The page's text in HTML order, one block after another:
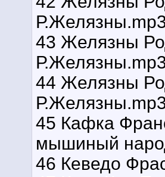
43 Желязны
44 Желязны
45 Кафка
мышиный
46 Кеведо